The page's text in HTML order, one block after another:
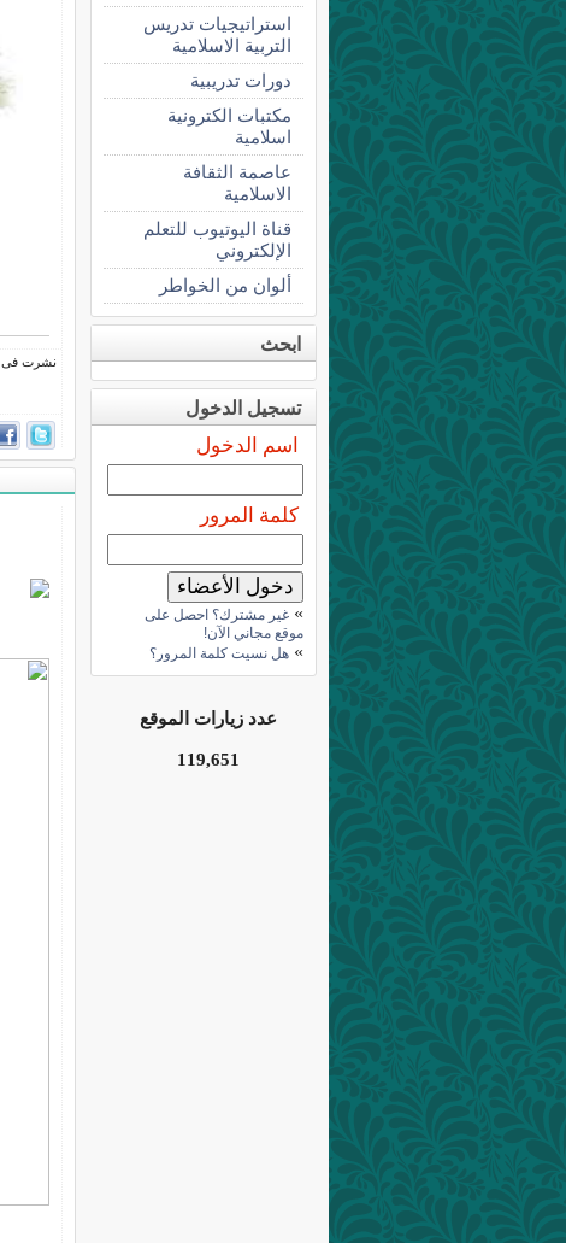
نشرت فى 11 ديسمبر 2012 بواسطة
استراتيجيات تدريس
التربية الاسلامية
دورات تدريبية
مكتبات الكترونية
اسلامية
عاصمة الثقافة
الاسلامية
قناة اليوتيوب للتعلم
الإلكتروني
ألوان من الخواطر
ابحث
تسجيل الدخول
اسم الدخول
كلمة المرور
» غير مشترك؟ احصل على
موقع مجاني الآن!
» هل نسيت كلمة المرور؟
عدد زيارات الموقع
119,651